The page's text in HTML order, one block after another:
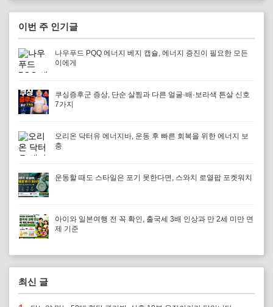
이번 주 인기글
나우푸드 PQQ 에너지 베지 캡슐, 에너지 증진이 필요한 모든
이에게
쿠싱증후군 증상, 단순 살찜과 다른 얼굴·배·보라색 튼살 신호
7가지
오리온 닥터유 에너지바, 운동 후 빠른 회복을 위한 에너지 보
충
운동할 때도 스타일은 포기 못한다면, 스와치 로열팝 포켓워치
아이와 일본여행 전 꼭 확인, 출국세 3배 인상과 만 2세 미만 면
제 기준
최신 글